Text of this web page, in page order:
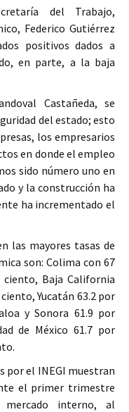
del Trabajo,
Federico Gutiérrez
positivos dados a
en parte, a la baja
Castañeda, se
del estado; esto
los empresarios
en donde el empleo
sido número uno en
y la construcción ha
ha incrementado el
las mayores tasas de
son: Colima con 67
Baja California
Yucatán 63.2 por
y Sonora 61.9 por
de México 61.7 por
por el INEGI muestran
el primer trimestre
interno, al